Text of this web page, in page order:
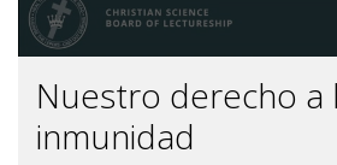
Nuestro derecho a
inmunidad